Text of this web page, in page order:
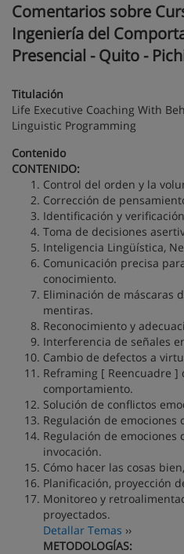
Comentarios sobre
Ingeniería del
Presencial - Quito -
Titulación
Life Executive Coaching With
Linguistic Programming
Contenido
CONTENIDO:
Control del orden y la
Corrección de
Identificación y
Toma de decisiones
Inteligencia Lingüística,
Comunicación precisa
conocimiento.
Eliminación de máscaras
mentiras.
Reconocimiento y
Interferencia de señales
Cambio de defectos a
Reframing [ Reencuadre
comportamiento.
Solución de conflictos
Regulación de emociones
Regulación de emociones
invocación.
Cómo hacer las cosas
Planificación, proyección
Monitoreo y
proyectados.
Detallar Temas ››
METODOLOGÍAS: